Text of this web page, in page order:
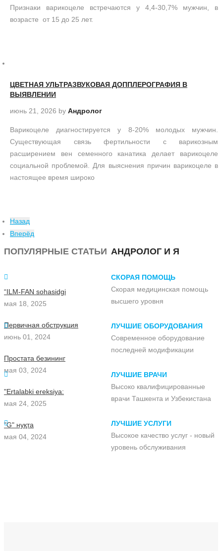
Признаки варикоцеле встречаются у 4,4-30,7% мужчин, в
возрасте от 15 до 25 лет.
ЦВЕТНАЯ УЛЬТРАЗВУКОВАЯ ДОППЛЕРОГРАФИЯ В
ВЫЯВЛЕНИИ
июнь 21, 2026 by Андролог
Варикоцеле диагностируется у 8-20% молодых мужчин.
Существующая связь фертильности с варикозным
расширением вен семенного канатика делает варикоцеле
социальной проблемой. Для выяснения причин варикоцеле в
настоящее время широко
Назад
Вперёд
ПОПУЛЯРНЫЕ СТАТЬИ
“ILM-FAN sohasidgi
мая 18, 2025
Первичная обструкция
июнь 01, 2024
Простата безининг
мая 03, 2024
"Ertalabki ereksiya:
мая 24, 2025
"G" нуқта
мая 04, 2024
АНДРОЛОГ И Я
СКОРАЯ ПОМОЩЬ
Скорая медицинская помощь
высшего уровня
ЛУЧШИЕ ОБОРУДОВАНИЯ
Современное оборудование
последней модификации
ЛУЧШИЕ ВРАЧИ
Высоко квалифицированные
врачи Ташкента и Узбекистана
ЛУЧШИЕ УСЛУГИ
Высокое качество услуг - новый
уровень обслуживания